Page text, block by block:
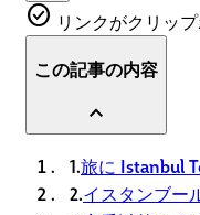
check_circle リンクがクリッ
この記事の内容
expand_less
1.旅に Istanbul
2.イスタンブー